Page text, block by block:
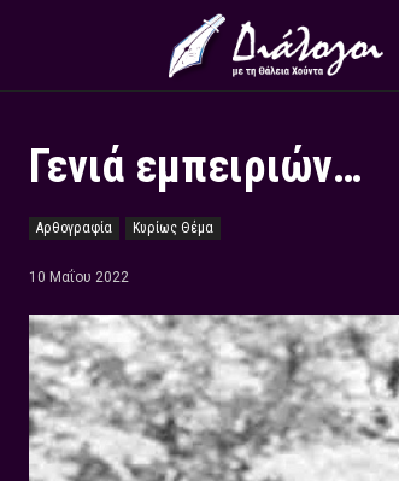
Γενιά εμπειριών…
Αρθογραφία Κυρίως Θέμα
10 Μαΐου 2022